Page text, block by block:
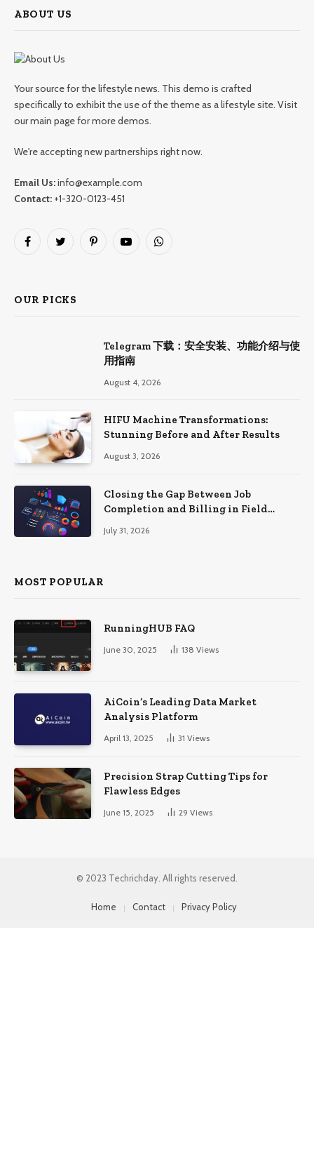
ABOUT US
Your source for the lifestyle news. This demo is crafted
specifically to exhibit the use of the theme as a lifestyle site. Visit
our main page for more demos.
We're accepting new partnerships right now.
Email Us:info@example.com
Contact: +1-320-0123-451
FacebookTwitter PinterestYouTubeWhatsApp
OUR PICKS
Telegram 下载：安全安装、功能介绍与使
用指南
August 4, 2026
HIFU Machine Transformations:
Stunning Before and After Results
August 3, 2026
Closing the Gap Between Job
Completion and Billing in Field
July 31, 2026
MOST POPULAR
RunningHUB FAQ
June 30, 2025 138 Views
AiCoin’s Leading Data Market
Analysis Platform
April 13, 2025 31 Views
Precision Strap Cutting Tips for
Flawless Edges
June 15, 2025 29 Views
© 2023 Techrichday. All rights reserved.
Home Contact Privacy Policy